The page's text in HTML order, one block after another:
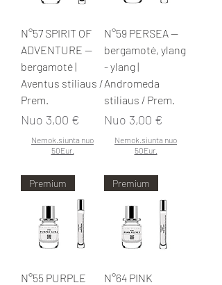
N°57 SPIRIT OF
ADVENTURE —
bergamotė |
Aventus stiliaus /
Prem.
Nuo 3,00 €
Pardavimo kaina
Nemok.siunta nuo
50Eur.
N°59 PERSEA —
bergamotė, ylang
- ylang |
Andromeda
stiliaus / Prem.
Nuo 3,00 €
Pardavimo kaina
Nemok.siunta nuo
50Eur.
Premium
N°55 PURPLE
Premium
N°64 PINK